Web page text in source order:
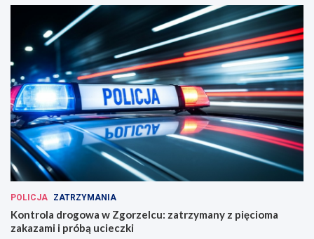
POLICJA ZATRZYMANIA
Kontrola drogowa w Zgorzelcu: zatrzymany z pięcioma
zakazami i próbą ucieczki